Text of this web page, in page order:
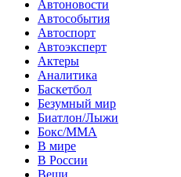
Автоновости
Автособытия
Автоспорт
Автоэксперт
Актеры
Аналитика
Баскетбол
Безумный мир
Биатлон/Лыжи
Бокс/MMA
В мире
В России
Вещи